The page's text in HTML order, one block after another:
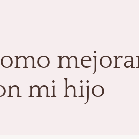
mi hijo